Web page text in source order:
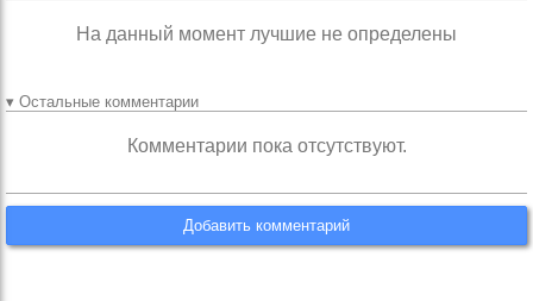
На данный момент лучшие не определены
▾ Остальные комментарии
Комментарии пока отсутствуют.
Добавить комментарий